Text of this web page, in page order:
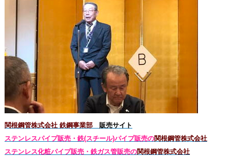
関根鋼管株式会社 鉄鋼事業部 販売サイト
ステンレスパイプ販売・鉄(スチール)パイプ販売の関根鋼管株式会社
ステンレス化粧パイプ販売・鉄ガス管販売の関根鋼管株式会社